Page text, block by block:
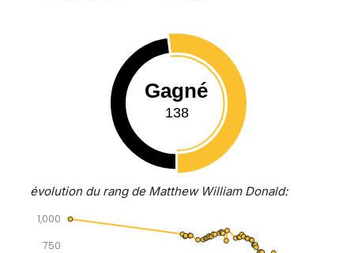
Gagné
138
évolution du rang de Matthew William Donald:
750
1,000